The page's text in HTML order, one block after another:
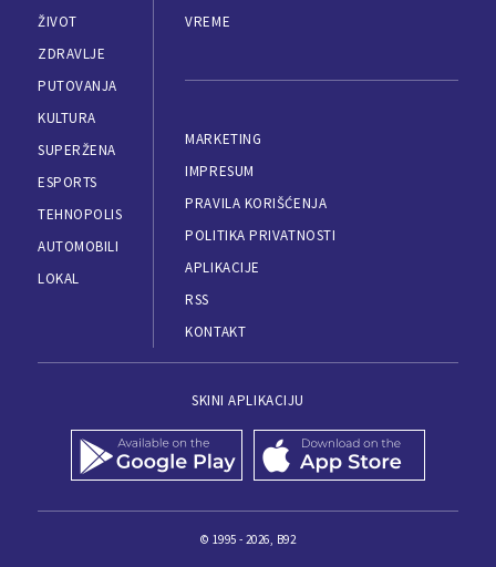
ŽIVOT
ZDRAVLJE
PUTOVANJA
KULTURA
SUPERŽENA
ESPORTS
TEHNOPOLIS
AUTOMOBILI
LOKAL
VREME
MARKETING
IMPRESUM
PRAVILA KORIŠĆENJA
POLITIKA PRIVATNOSTI
APLIKACIJE
RSS
KONTAKT
SKINI APLIKACIJU
© 1995 - 2026, B92